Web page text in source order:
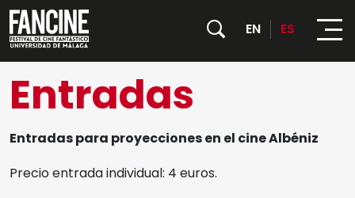
EN ES
FESTIVAL
Sobre nosotros
PROGRAMACIÓN
Películas
ACTIVIDADES
Entradas
Entradas para proyecciones en el cine Albéniz
Precio entrada individual: 4 euros.